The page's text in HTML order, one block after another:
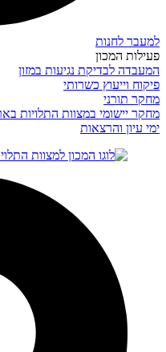
למעבר לחנות
פעילות המכון
המעבדה לבדיקת נגיעות במזון
פיקוח וייעוץ כשרותי
מחקר תורני
מחקר יישומי במצוות התלויות
ימי עיון והרצאות